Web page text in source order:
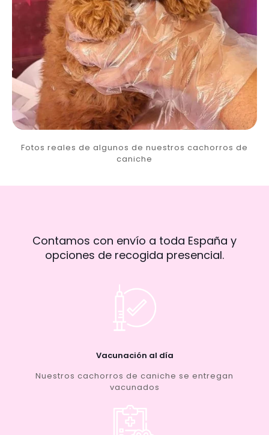
Fotos reales de algunos de nuestros cachorros de
caniche
Contamos con envío a toda España y
opciones de recogida presencial.
Vacunación al día
Nuestros cachorros de caniche se entregan
vacunados